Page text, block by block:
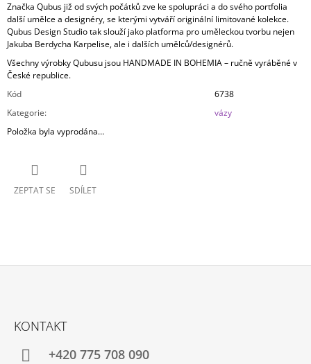
Značka Qubus již od svých počátků zve ke spolupráci a do svého portfolia
další umělce a designéry, se kterými vytváří originální limitované kolekce.
Qubus Design Studio tak slouží jako platforma pro uměleckou tvorbu nejen
Jakuba Berdycha Karpelise, ale i dalších umělců/designérů.
Všechny výrobky Qubusu jsou HANDMADE IN BOHEMIA – ručně vyráběné v
České republice.
Kód
6738
Kategorie:
vázy
Položka byla vyprodána…
ZEPTAT SE SDÍLET
KONTAKT
+420 775 708 090